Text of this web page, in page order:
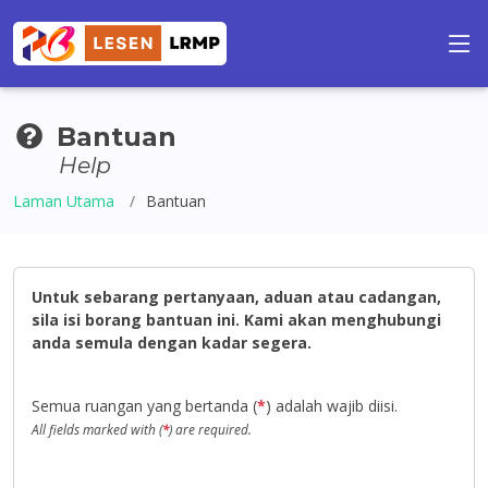
Bantuan
Help
Laman Utama Bantuan
Untuk sebarang pertanyaan, aduan atau cadangan,
sila isi borang bantuan ini. Kami akan menghubungi
anda semula dengan kadar segera.
Semua ruangan yang bertanda (*) adalah wajib diisi.
All fields marked with (*) are required.